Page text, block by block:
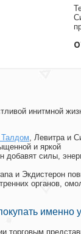
инитмной
Талдом, Левитра и
и яркой
добавят силы,
и Экдистерон
органов,
именно